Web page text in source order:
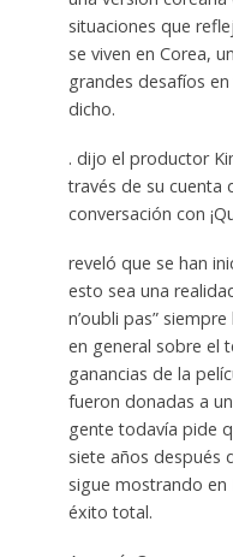
situaciones que
se viven en Corea,
grandes desafíos
dicho.
. dijo el productor
través de su cuenta
conversación con
reveló que se han
esto sea una
n’oubli pas”
en general sobre el
ganancias de la
fueron donadas a
gente todavía pide
siete años después
sigue mostrando
éxito total.